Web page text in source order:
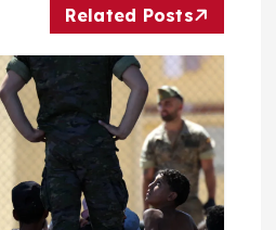
م
ق
Related Posts